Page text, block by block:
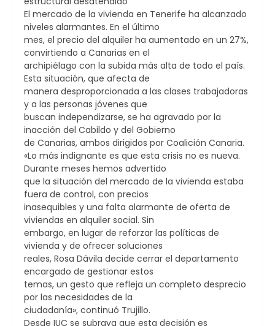
El mercado de la vivienda en Tenerife ha alcanzado
niveles alarmantes. En el último
mes, el precio del alquiler ha aumentado en un 27%,
convirtiendo a Canarias en el
archipiélago con la subida más alta de todo el país.
Esta situación, que afecta de
manera desproporcionada a las clases trabajadoras
y a las personas jóvenes que
buscan independizarse, se ha agravado por la
inacción del Cabildo y del Gobierno
de Canarias, ambos dirigidos por Coalición Canaria.
«Lo más indignante es que esta crisis no es nueva.
Durante meses hemos advertido
que la situación del mercado de la vivienda estaba
fuera de control, con precios
inasequibles y una falta alarmante de oferta de
viviendas en alquiler social. Sin
embargo, en lugar de reforzar las políticas de
vivienda y de ofrecer soluciones
reales, Rosa Dávila decide cerrar el departamento
encargado de gestionar estos
temas, un gesto que refleja un completo desprecio
por las necesidades de la
ciudadanía», continuó Trujillo.
Desde IUC se subraya que esta decisión es